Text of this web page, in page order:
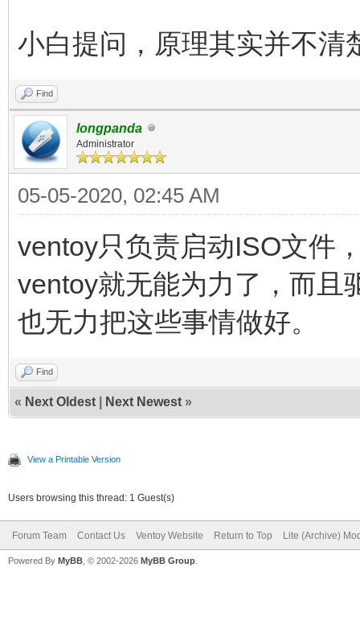
小白提问，原理其实并不
Find
longpanda
Administrator
05-05-2020, 02:45 AM
ventoy只负责启动ISO文件
ventoy就无能为力了，而且
也无力把这些事情做好。
Find
« Next Oldest Next Newest »
View a Printable Version
Users browsing this thread: 1 Guest(s)
Forum Team Contact Us Ventoy Website Return to Top Lite (Archive)
Powered By MyBB , © 2002-2026 MyBB Group